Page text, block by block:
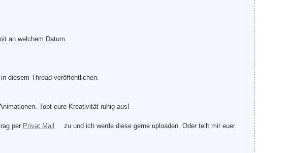
an welchem Datum.
diesem Thread veröffentlichen.
Tobt eure Kreativität ruhig aus!
per Privat Mail
zu und ich werde diese gerne uploaden. Oder teilt mir euer